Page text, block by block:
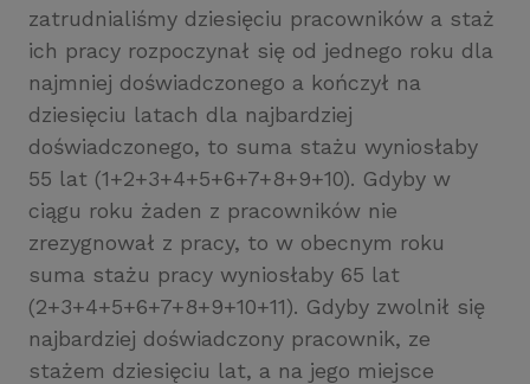
zatrudnialiśmy dziesięciu pracowników a staż
ich pracy rozpoczynał się od jednego roku dla
najmniej doświadczonego a kończył na
dziesięciu latach dla najbardziej
doświadczonego, to suma stażu wyniosłaby
55 lat (1+2+3+4+5+6+7+8+9+10). Gdyby w
ciągu roku żaden z pracowników nie
zrezygnował z pracy, to w obecnym roku
suma stażu pracy wyniosłaby 65 lat
(2+3+4+5+6+7+8+9+10+11). Gdyby zwolnił się
najbardziej doświadczony pracownik, ze
stażem dziesięciu lat, a na jego miejsce